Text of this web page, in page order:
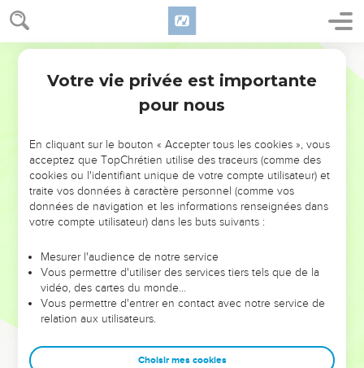
NE MANQUEZ PAS L’ÉVÉNEMENT
DE L’ANNÉE !
ET SI LEURS ERREURS POUVAIENT VOUS ÉVITER LES
VOTRES ?
leur foi ou leur vision. Mais on voit moins les doutes, les erreurs
et les saisons difficiles qu'ils ont traversés, alors même que ce
sont elles qui les ont façonnés.
Dans cette conférence, leaders, entrepreneurs, et responsables
clés pour avancer avec plus de sagesse afin que leurs erreurs
Votre vie privée est importante
pour nous
En cliquant sur le bouton « Accepter tous les cookies », vous
acceptez que TopChrétien utilise des traceurs (comme des
cookies ou l'identifiant unique de votre compte utilisateur) et
traite vos données à caractère personnel (comme vos
données de navigation et les informations renseignées dans
votre compte utilisateur) dans les buts suivants :
Mesurer l'audience de notre service
Vous permettre d'utiliser des services tiers tels que de la
vidéo, des cartes du monde…
Vous permettre d'entrer en contact avec notre service de
relation aux utilisateurs.
Choisir mes cookies